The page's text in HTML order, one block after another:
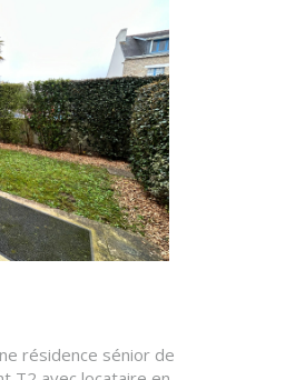
résidence sénior de